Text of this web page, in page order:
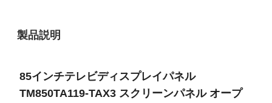
製品説明
85インチテレビディスプレイパネル
TM850TA119-TAX3 スクリーンパネル オープ